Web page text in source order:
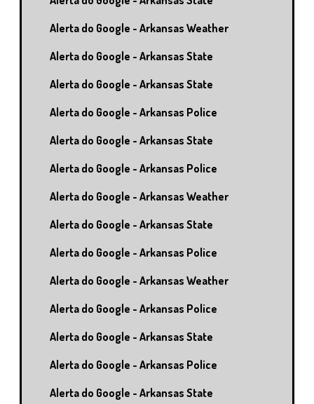
Alerta do Google - Arkansas Weather
Alerta do Google - Arkansas State
Alerta do Google - Arkansas State
Alerta do Google - Arkansas Police
Alerta do Google - Arkansas State
Alerta do Google - Arkansas Police
Alerta do Google - Arkansas Weather
Alerta do Google - Arkansas State
Alerta do Google - Arkansas Police
Alerta do Google - Arkansas Weather
Alerta do Google - Arkansas Police
Alerta do Google - Arkansas State
Alerta do Google - Arkansas Police
Alerta do Google - Arkansas State